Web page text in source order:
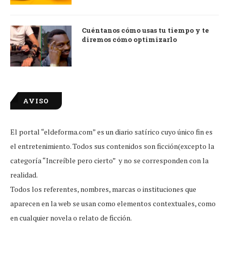
Cuéntanos cómo usas tu tiempo y te
diremos cómo optimizarlo
AVISO
El portal “eldeforma.com” es un diario satírico cuyo único fin es
el entretenimiento. Todos sus contenidos son ficción(excepto la
categoría “Increíble pero cierto” y no se corresponden con la
realidad.
Todos los referentes, nombres, marcas o instituciones que
aparecen en la web se usan como elementos contextuales, como
en cualquier novela o relato de ficción.